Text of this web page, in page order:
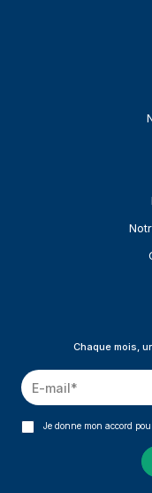
Chaque mois,
Je donne mon accord